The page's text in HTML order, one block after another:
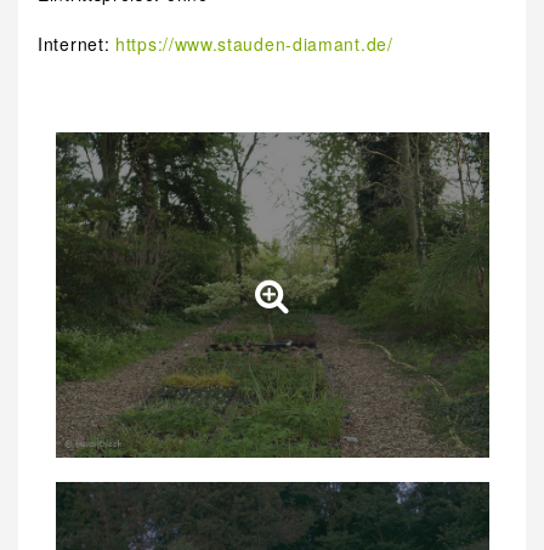
Internet: https://www.stauden-diamant.de/